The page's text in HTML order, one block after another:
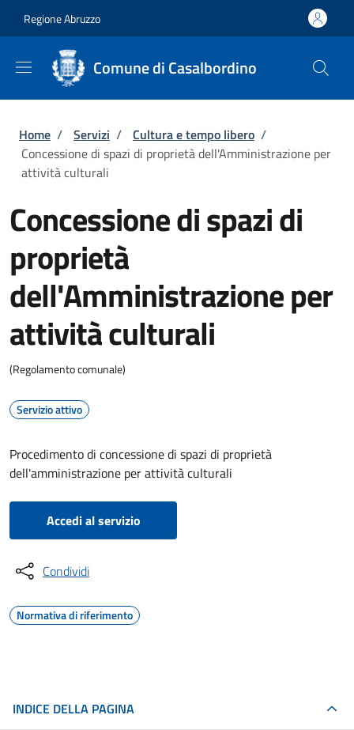
Regione Abruzzo
Comune di Casalbordino
Briciole di pane
Home / Servizi / Cultura e tempo libero /
Concessione di spazi di proprietà dell'Amministrazione per
attività culturali
Concessione di spazi di
proprietà
dell'Amministrazione per
attività culturali
(Regolamento comunale)
Servizio attivo
Procedimento di concessione di spazi di proprietà
dell'amministrazione per attività culturali
Accedi al servizio
Condividi
Normativa di riferimento
INDICE DELLA PAGINA